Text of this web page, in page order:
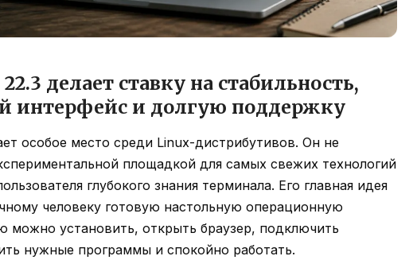
делает ставку на стабильность,
интерфейс и долгую поддержку
особое место среди Linux-дистрибутивов. Он не
площадкой для самых свежих технологий
глубокого знания терминала. Его главная идея
человеку готовую настольную операционную
можно установить, открыть браузер, подключить
нужные программы и спокойно работать.